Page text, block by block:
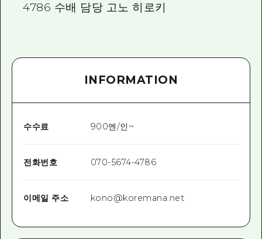
4786 수배 담당 고노 히로키
INFORMATION
수수료 900엔/인~
전화번호 070-5674-4786
이메일 주소 kono@koremana.net